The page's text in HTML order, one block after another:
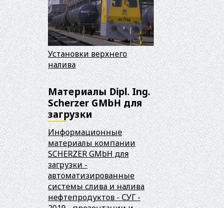
Установки верхнего
налива
Материалы Dipl. Ing.
Scherzer GMbH для
загрузки
Информационные
материалы компании
SCHERZER GMbH для
загрузки -
автоматизированные
системы слива и налива
нефтепродуктов - СУГ -